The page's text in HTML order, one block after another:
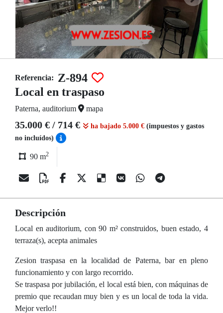
Referencia: Z-894
Local en traspaso
Paterna, auditorium mapa
35.000 € / 714 € ha bajado 5.000 € (impuestos y gastos
no incluídos)
90 m2
Descripción
Local en auditorium, con 90 m² construidos, buen estado, 4
terraza(s), acepta animales
Zesion traspasa en la localidad de Paterna, bar en pleno
funcionamiento y con largo recorrido.
Se traspasa por jubilación, el local está bien, con máquinas de
premio que recaudan muy bien y es un local de toda la vida.
Mejor verlo!!